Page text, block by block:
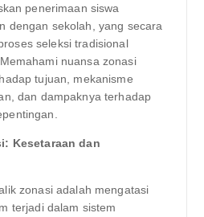
penerimaan siswa
dengan sekolah, yang secara
seleksi tradisional
nuansa zonasi
tujuan, mekanisme
dan dampaknya terhadap
Kesetaraan dan
zonasi adalah mengatasi
terjadi dalam sistem